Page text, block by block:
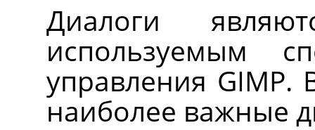
Диалоги
используемым
управления GIMP.
наиболее важные